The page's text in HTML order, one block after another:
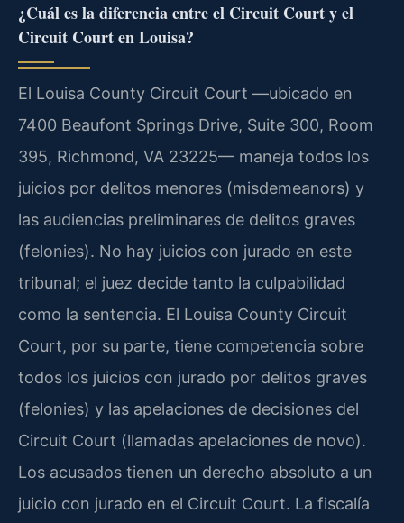
¿Cuál es la diferencia entre el Circuit Court y el
Circuit Court en Louisa?
El Louisa County Circuit Court —ubicado en
7400 Beaufont Springs Drive, Suite 300, Room
395, Richmond, VA 23225— maneja todos los
juicios por delitos menores (misdemeanors) y
las audiencias preliminares de delitos graves
(felonies). No hay juicios con jurado en este
tribunal; el juez decide tanto la culpabilidad
como la sentencia. El Louisa County Circuit
Court, por su parte, tiene competencia sobre
todos los juicios con jurado por delitos graves
(felonies) y las apelaciones de decisiones del
Circuit Court (llamadas apelaciones de novo).
Los acusados tienen un derecho absoluto a un
juicio con jurado en el Circuit Court. La fiscalía